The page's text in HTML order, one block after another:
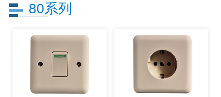
80系列